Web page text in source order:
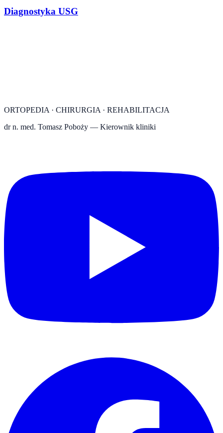
Diagnostyka USG
ORTOPEDIA · CHIRURGIA · REHABILITACJA
dr n. med. Tomasz Poboży — Kierownik kliniki